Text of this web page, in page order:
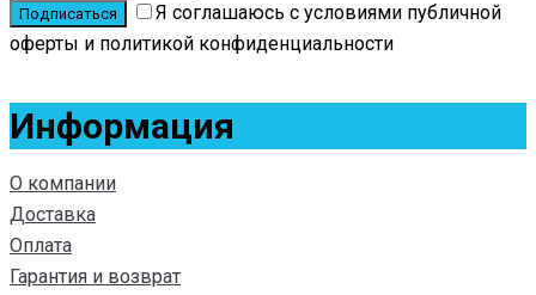
Я соглашаюсь с условиями публичной
оферты и политикой конфиденциальности
Информация
О компании
Доставка
Оплата
Гарантия и возврат